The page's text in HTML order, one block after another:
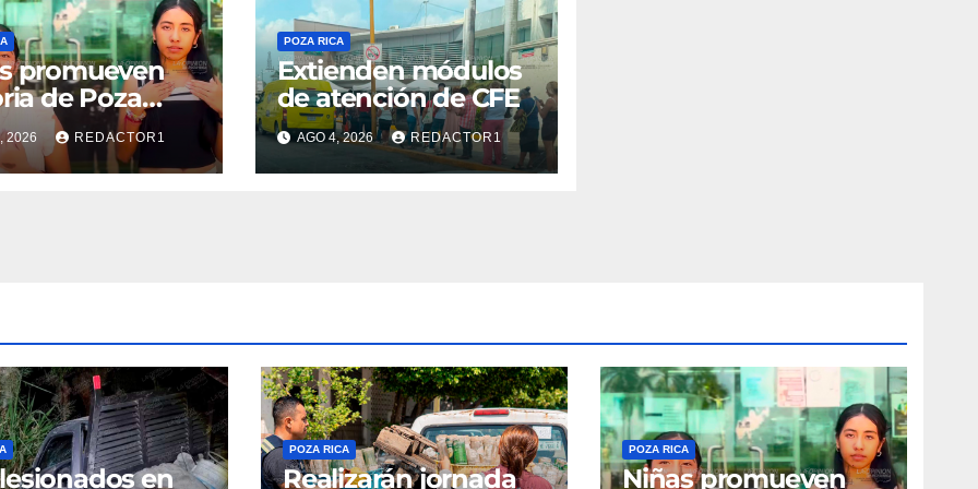
promueven
de Poza
2026 REDACTOR1
POZA RICA
Extienden módulos
de atención de CFE
AGO 4, 2026 REDACTOR1
en
POZA RICA
Realizarán jornada
POZA RICA
Niñas promueven